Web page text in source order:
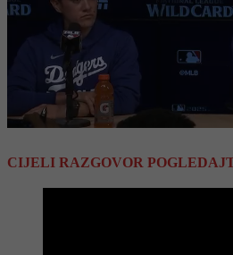
CIJELI RAZGOVOR